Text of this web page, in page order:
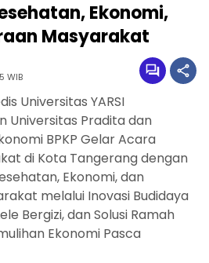
Ekonomi,
Masyarakat
WIB
Universitas YARSI
Universitas Pradita dan
BPKP Gelar Acara
di Kota Tangerang dengan
Ekonomi, dan
melalui Inovasi Budidaya
Bergizi, dan Solusi Ramah
Ekonomi Pasca